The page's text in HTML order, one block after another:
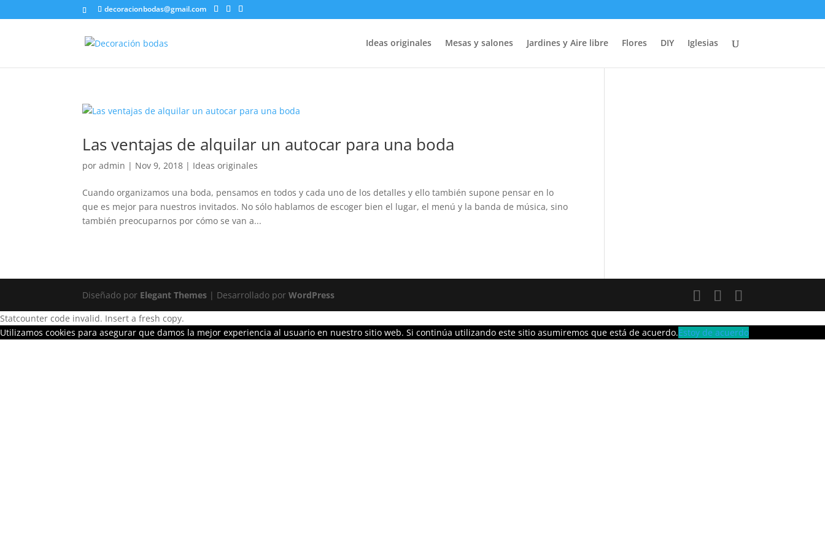
decoracionbodas@gmail.com
Ideas originales Mesas y salones Jardines y Aire libre Flores DIY Iglesias
Las ventajas de alquilar un autocar para una boda
poradmin | Nov 9, 2018 | Ideas originales
Cuando organizamos una boda, pensamos en todos y cada uno de los detalles y ello también supone pensar en lo
que es mejor para nuestros invitados. No sólo hablamos de escoger bien el lugar, el menú y la banda de música, sino
también preocuparnos por cómo se van a...
Diseñado por Elegant Themes | Desarrollado porWordPress
Statcounter code invalid. Insert a fresh copy.
Utilizamos cookies para asegurar que damos la mejor experiencia al usuario en nuestro sitio web. Si continúa utilizando este sitio asumiremos que está de acuerdo.Estoy de acuerdo